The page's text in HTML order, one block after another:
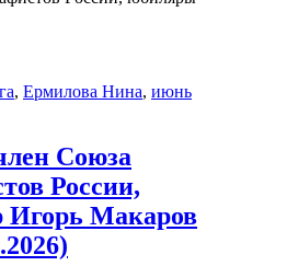
, Ермилова Нина, июнь
Союза
России,
Игорь Макаров